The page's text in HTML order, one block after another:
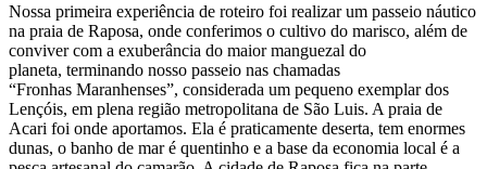
Nossa primeira experiência de roteiro foi realizar um passeio náutico
na praia de Raposa, onde conferimos o cultivo do marisco, além de
conviver com a exuberância do maior manguezal do
planeta, terminando nosso passeio nas chamadas
“Fronhas Maranhenses”, considerada um pequeno exemplar dos
Lençóis, em plena região metropolitana de São Luis. A praia de
Acari foi onde aportamos. Ela é praticamente deserta, tem enormes
dunas, o banho de mar é quentinho e a base da economia local é a